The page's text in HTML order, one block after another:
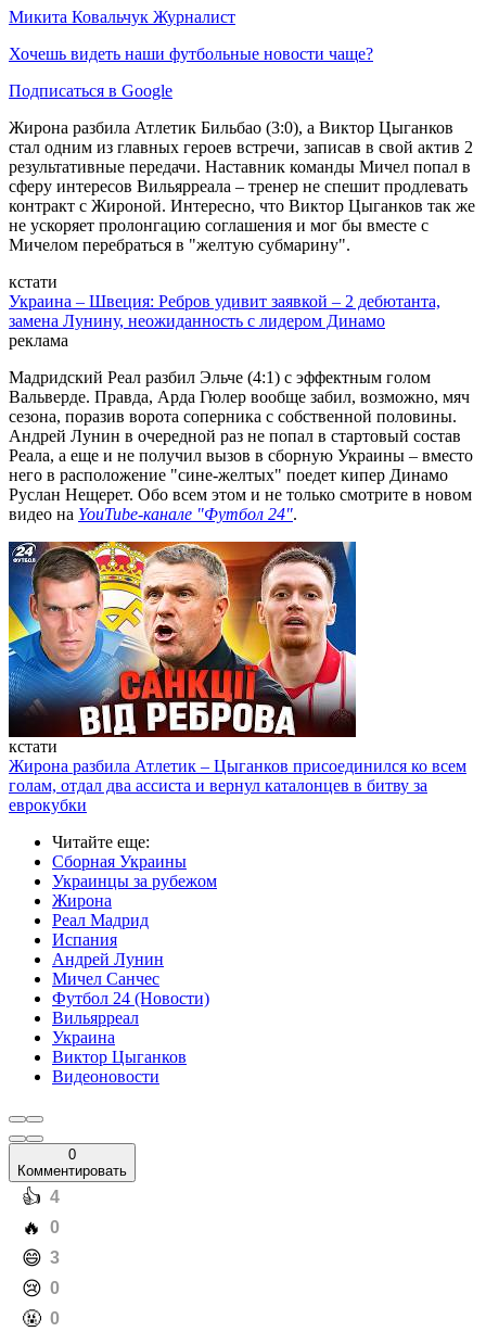
Микита Ковальчук Журналист
Хочешь видеть наши футбольные новости чаще?
Подписаться в Google
Жирона разбила Атлетик Бильбао (3:0), а Виктор Цыганков
стал одним из главных героев встречи, записав в свой актив 2
результативные передачи. Наставник команды Мичел попал в
сферу интересов Вильярреала – тренер не спешит продлевать
контракт с Жироной. Интересно, что Виктор Цыганков так же
не ускоряет пролонгацию соглашения и мог бы вместе с
Мичелом перебраться в "желтую субмарину".
кстати
Украина – Швеция: Ребров удивит заявкой – 2 дебютанта,
замена Лунину, неожиданность с лидером Динамо
реклама
Мадридский Реал разбил Эльче (4:1) с эффектным голом
Вальверде. Правда, Арда Гюлер вообще забил, возможно, мяч
сезона, поразив ворота соперника с собственной половины.
Андрей Лунин в очередной раз не попал в стартовый состав
Реала, а еще и не получил вызов в сборную Украины – вместо
него в расположение "сине-желтых" поедет кипер Динамо
Руслан Нещерет. Обо всем этом и не только смотрите в новом
видео на YouTube-канале "Футбол 24".
кстати
Жирона разбила Атлетик – Цыганков присоединился ко всем
голам, отдал два ассиста и вернул каталонцев в битву за
еврокубки
Читайте еще:
Сборная Украины
Украинцы за рубежом
Жирона
Реал Мадрид
Испания
Андрей Лунин
Мичел Санчес
Футбол 24 (Новости)
Вильярреал
Украина
Виктор Цыганков
Видеоновости
0
Комментировать
️👍 4
️🔥 0
️😄 3
️😢 0
️🤬 0